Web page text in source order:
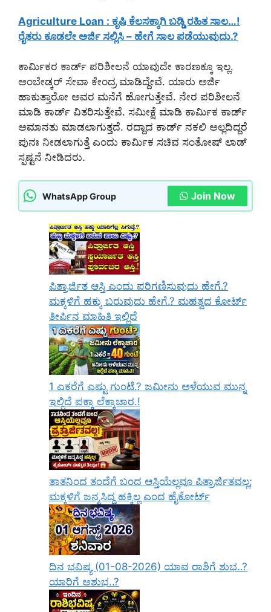
Agriculture Loan : ಕೃಷಿ ಕೆಲಸಕ್ಕಾಗಿ ಬಡ್ಡಿ ರಹಿತ ಸಾಲ…!
ರೈತರು ಕೂಡಲೇ ಅರ್ಜಿ ಸಲ್ಲಿಸಿ – ಹೇಗೆ ಸಾಲ ಪಡೆಯುವುದು.?
ಕಾರ್ಮಿಕರ ಕಾರ್ಡ್ ಪರಿಶೀಲನೆ ಯಾವುದೇ ಕಾರಣಕ್ಕೂ ಇಲ್ಲ.
ಅಂಬೇಡ್ಕರ್ ಸೇವಾ ಕೇಂದ್ರ ಮಾಡಿದ್ದೇವೆ. ಯಾರು ಅರ್ಜಿ
ಹಾಕುತ್ತಾರೋ ಅವರ ಮನೆಗೆ ಹೋಗುತ್ತೇವೆ. ನೇರ ಪರಿಶೀಲನೆ
ಮಾಡಿ ಕಾರ್ಡ್ ವಿತರಿಸುತ್ತೇವೆ. ಸಮೀಕ್ಷೆ ಮಾಡಿ ಕಾರ್ಮಿಕ ಕಾರ್ಡ್
ಅಮಾನತು ಮಾಡಲಾಗುತ್ತದೆ. ರದ್ದಾದ ಕಾರ್ಡ್ ನಕಲಿ ಅಲ್ಲದಿದ್ದರೆ
ಪುನಃ ನೀಡಲಾಗುತ್ತೆ ಎಂದು ಕಾರ್ಮಿಕ ಸಚಿವ ಸಂತೋಷ್ ಲಾಡ್
ಸ್ಪಷ್ಟನೆ ನೀಡಿದರು.
WhatsApp Group Join Now
ಪಿತ್ರಾರ್ಜಿತ ಆಸ್ತಿ ಎಂದು ಪರಿಗಣಿಸುವುದು ಹೇಗೆ.?
ಮಕ್ಕಳಿಗೆ ಹಕ್ಕು ಬರುವುದು ಹೇಗೆ.? ಮಹತ್ವದ ಕೋರ್ಟ್
ತೀರ್ಪಿನ ಮಾಹಿತಿ ಇಲ್ಲಿದೆ
1 ಎಕರೆಗೆ ಎಷ್ಟು ಗುಂಟೆ.? ಜಮೀನು ಅಳೆಯುವ ಮುನ್ನ
ಇಲ್ಲಿದೆ ಪಕ್ಕಾ ಲೆಕ್ಕಾಚಾರ.!
ತಾತನಿಂದ ತಂದೆಗೆ ಬಂದ ಆಸ್ತಿಯೆಲ್ಲವೂ ಪಿತ್ರಾರ್ಜಿತವಲ್ಲ;
ಮಕ್ಕಳಿಗೆ ಜನ್ಮಸಿದ್ಧ ಹಕ್ಕಿಲ್ಲ ಎಂದ ಹೈಕೋರ್ಟ್
ದಿನ ಭವಿಷ್ಯ (01-08-2026) ಯಾವ ರಾಶಿಗೆ ಶುಭ..?
ಯಾರಿಗೆ ಅಶುಭ..?